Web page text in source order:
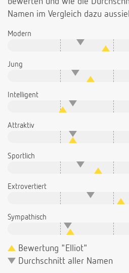
Namen im Vergleich dazu
Modern
Jung
Intelligent
Attraktiv
Sportlich
Extrovertiert
Sympathisch
Bewertung "Elliot"
Durchschnitt aller Namen